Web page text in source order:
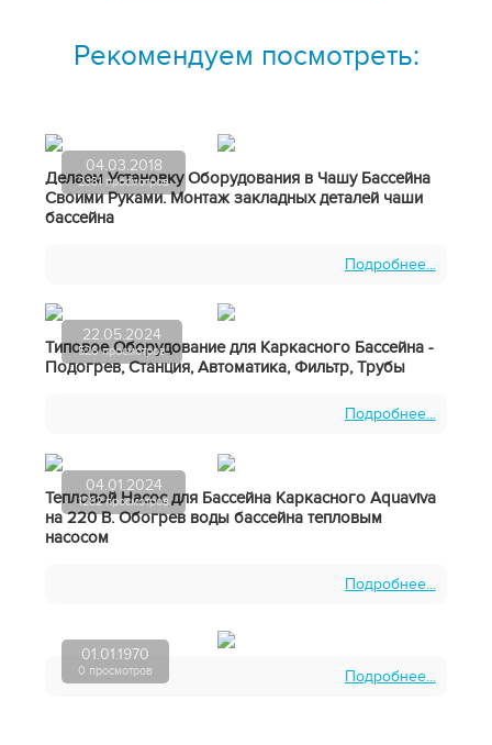
Рекомендуем посмотреть:
04.03.2018
2331 просмотров
Делаем Установку Оборудования в Чашу Бассейна
Своими Руками. Монтаж закладных деталей чаши
бассейна
Подробнее...
22.05.2024
526 просмотров
Типовое Оборудование для Каркасного Бассейна -
Подогрев, Станция, Автоматика, Фильтр, Трубы
Подробнее...
04.01.2024
1282 просмотров
Тепловой Насос для Бассейна Каркасного Aquaviva
на 220 В. Обогрев воды бассейна тепловым
насосом
Подробнее...
01.01.1970
0 просмотров Подробнее...